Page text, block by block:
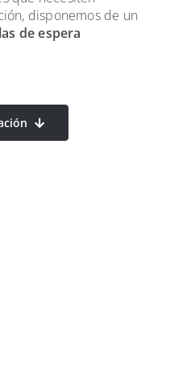
disponemos de un
de espera